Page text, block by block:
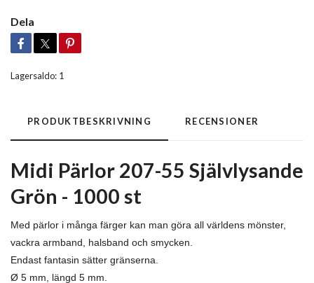
Dela
Lagersaldo: 1
PRODUKTBESKRIVNING RECENSIONER
Midi Pärlor 207-55 Självlysande
Grön - 1000 st
Med pärlor i många färger kan man göra all världens mönster,
vackra armband, halsband och smycken.
Endast fantasin sätter gränserna.
Ø 5 mm, längd 5 mm.